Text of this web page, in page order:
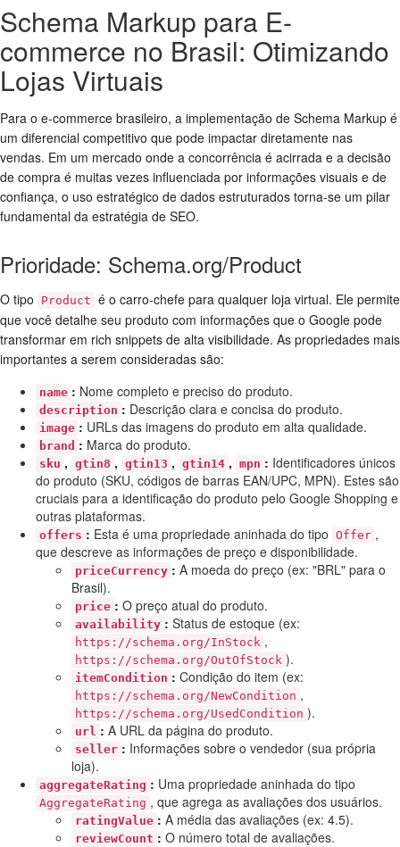
Schema Markup para E-
commerce no Brasil: Otimizando
Lojas Virtuais
Para o e-commerce brasileiro, a implementação de Schema Markup é
um diferencial competitivo que pode impactar diretamente nas
vendas. Em um mercado onde a concorrência é acirrada e a decisão
de compra é muitas vezes influenciada por informações visuais e de
confiança, o uso estratégico de dados estruturados torna-se um pilar
fundamental da estratégia de SEO.
Prioridade: Schema.org/Product
O tipo Product é o carro-chefe para qualquer loja virtual. Ele permite
que você detalhe seu produto com informações que o Google pode
transformar em rich snippets de alta visibilidade. As propriedades mais
importantes a serem consideradas são:
name : Nome completo e preciso do produto.
description : Descrição clara e concisa do produto.
image : URLs das imagens do produto em alta qualidade.
brand : Marca do produto.
sku , gtin8 , gtin13 , gtin14 , mpn : Identificadores únicos
do produto (SKU, códigos de barras EAN/UPC, MPN). Estes são
cruciais para a identificação do produto pelo Google Shopping e
outras plataformas.
offers : Esta é uma propriedade aninhada do tipo Offer ,
que descreve as informações de preço e disponibilidade.
priceCurrency : A moeda do preço (ex: "BRL" para o
Brasil).
price : O preço atual do produto.
availability : Status de estoque (ex:
https://schema.org/InStock ,
https://schema.org/OutOfStock ).
itemCondition : Condição do item (ex:
https://schema.org/NewCondition ,
https://schema.org/UsedCondition ).
url : A URL da página do produto.
seller : Informações sobre o vendedor (sua própria
loja).
aggregateRating : Uma propriedade aninhada do tipo
AggregateRating , que agrega as avaliações dos usuários.
ratingValue : A média das avaliações (ex: 4.5).
reviewCount : O número total de avaliações.